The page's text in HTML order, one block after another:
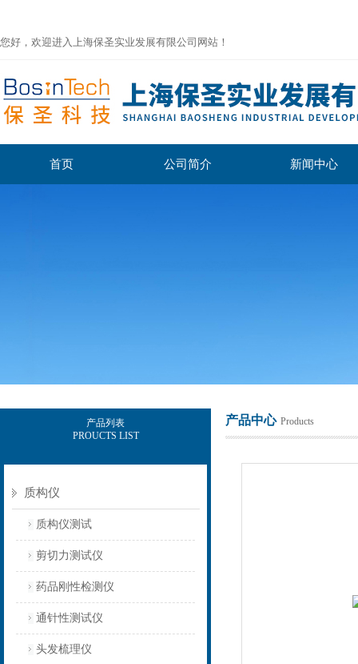
您好，欢迎进入上海保圣实业发展有限公司网站！
首页 公司简介 新闻中心
产品列表
PROUCTS LIST
质构仪
质构仪测试
剪切力测试仪
药品刚性检测仪
通针性测试仪
头发梳理仪
产品中心 Products